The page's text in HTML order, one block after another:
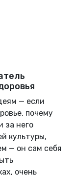
— если
почему
за него
культуры,
— он сам себя
очень